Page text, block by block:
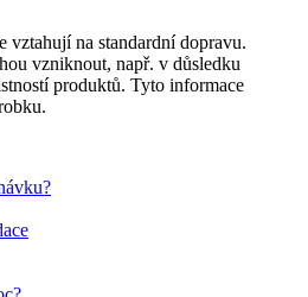
vztahují na standardní dopravu.
vzniknout, např. v důsledku
produktů. Tyto informace